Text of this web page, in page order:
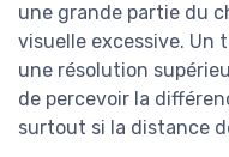
une grande partie du
visuelle excessive. Un
une résolution
de percevoir la
surtout si la distance